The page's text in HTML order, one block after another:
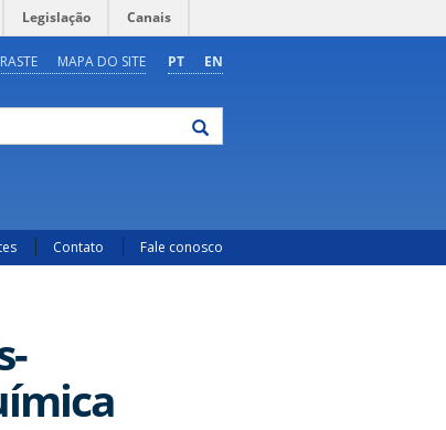
Legislação Canais
PT EN
MAPA DO SITE
Contato Fale conosco